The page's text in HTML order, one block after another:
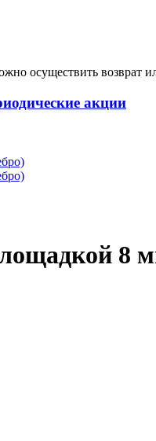
осуществить возврат
акции
8